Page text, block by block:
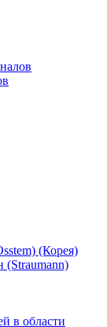
(Корея)
(Straumann)
в области